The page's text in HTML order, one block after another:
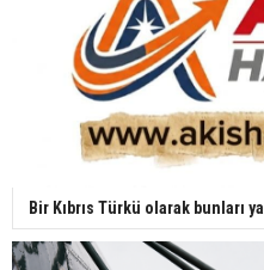
Bir Kıbrıs Türkü olarak bunları